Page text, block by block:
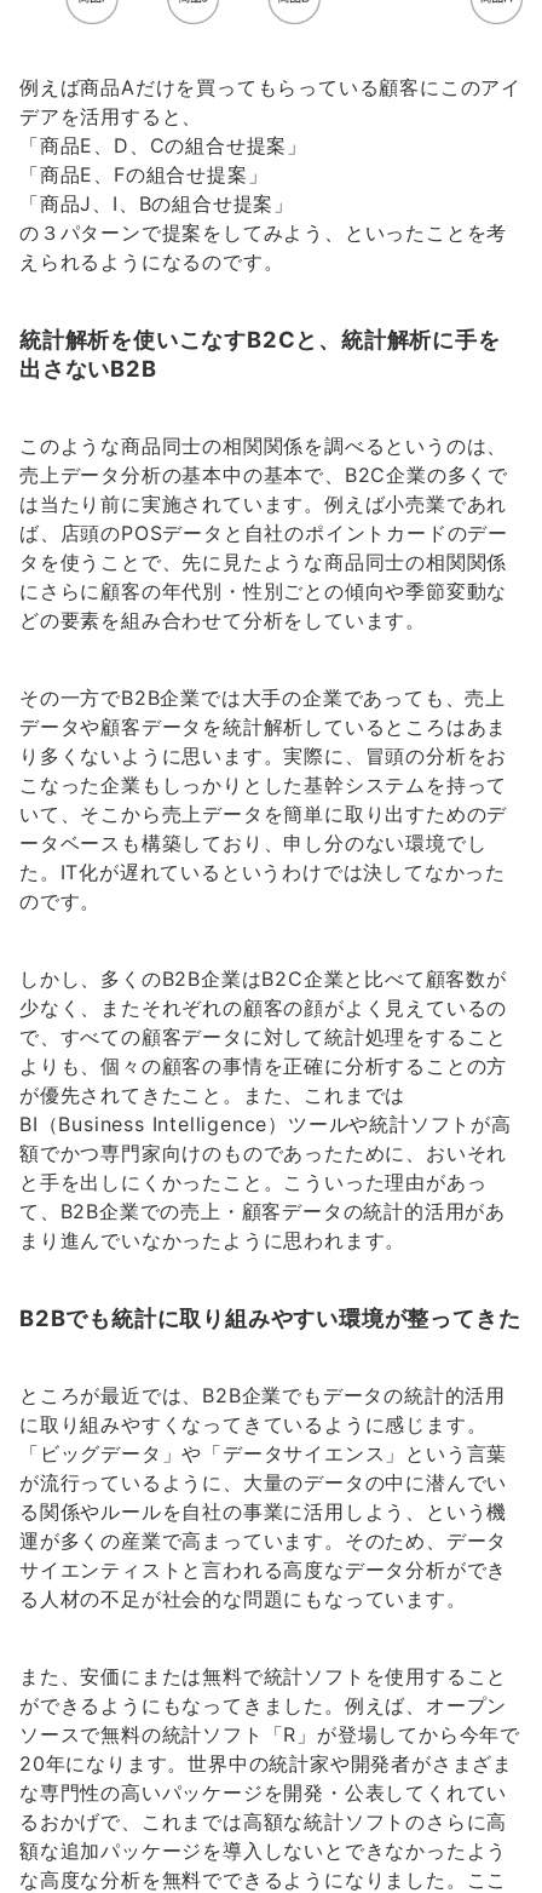
例えば商品Aだけを買ってもらっている顧客にこのアイ
デアを活用すると、
「商品E、D、Cの組合せ提案」
「商品E、Fの組合せ提案」
「商品J、I、Bの組合せ提案」
の３パターンで提案をしてみよう、といったことを考
えられるようになるのです。
統計解析を使いこなすB2Cと、統計解析に手を
出さないB2B
このような商品同士の相関関係を調べるというのは、
売上データ分析の基本中の基本で、B2C企業の多くで
は当たり前に実施されています。例えば小売業であれ
ば、店頭のPOSデータと自社のポイントカードのデー
タを使うことで、先に見たような商品同士の相関関係
にさらに顧客の年代別・性別ごとの傾向や季節変動な
どの要素を組み合わせて分析をしています。
その一方でB2B企業では大手の企業であっても、売上
データや顧客データを統計解析しているところはあま
り多くないように思います。実際に、冒頭の分析をお
こなった企業もしっかりとした基幹システムを持って
いて、そこから売上データを簡単に取り出すためのデ
ータベースも構築しており、申し分のない環境でし
た。IT化が遅れているというわけでは決してなかった
のです。
しかし、多くのB2B企業はB2C企業と比べて顧客数が
少なく、またそれぞれの顧客の顔がよく見えているの
で、すべての顧客データに対して統計処理をすること
よりも、個々の顧客の事情を正確に分析することの方
が優先されてきたこと。また、これまでは
BI（Business Intelligence）ツールや統計ソフトが高
額でかつ専門家向けのものであったために、おいそれ
と手を出しにくかったこと。こういった理由があっ
て、B2B企業での売上・顧客データの統計的活用があ
まり進んでいなかったように思われます。
B2Bでも統計に取り組みやすい環境が整ってきた
ところが最近では、B2B企業でもデータの統計的活用
に取り組みやすくなってきているように感じます。
「ビッグデータ」や「データサイエンス」という言葉
が流行っているように、大量のデータの中に潜んでい
る関係やルールを自社の事業に活用しよう、という機
運が多くの産業で高まっています。そのため、データ
サイエンティストと言われる高度なデータ分析ができ
る人材の不足が社会的な問題にもなっています。
また、安価にまたは無料で統計ソフトを使用すること
ができるようにもなってきました。例えば、オープン
ソースで無料の統計ソフト「R」が登場してから今年で
20年になります。世界中の統計家や開発者がさまざま
な専門性の高いパッケージを開発・公表してくれてい
るおかげで、これまでは高額な統計ソフトのさらに高
額な追加パッケージを導入しないとできなかったよう
な高度な分析を無料でできるようになりました。ここ